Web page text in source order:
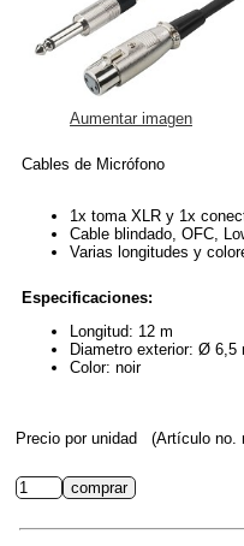
Aumentar imagen
Cables de Micrófono
1x toma XLR y 1x
Cable blindado, OFC,
Varias longitudes y
Especificaciones:
Longitud: 12 m
Diametro exterior: Ø 6,5
Color: noir
Precio por unidad (Artículo no.